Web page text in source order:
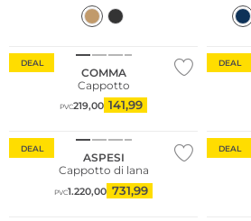
DEAL
COMMA
Cappotto
PVC219,00 141,99
DEAL
DEAL
ASPESI
Cappotto di lana
PVC1.220,00 731,99
DEAL